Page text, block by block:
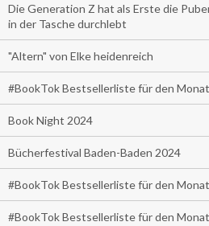
Die Generation Z hat als Erste die
in der Tasche durchlebt
"Altern" von Elke heidenreich
#BookTok Bestsellerliste für den
Book Night 2024
Bücherfestival Baden-Baden 2024
#BookTok Bestsellerliste für den
#BookTok Bestsellerliste für den